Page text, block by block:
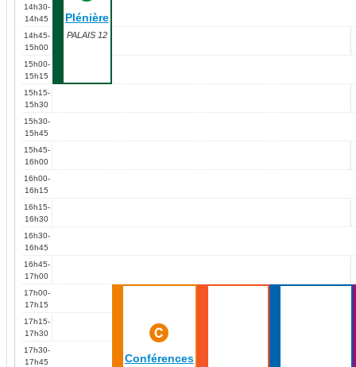
Plénière
PALAIS 12
14h30-
14h45
14h45-
15h00
15h00-
15h15
15h15-
15h30
15h30-
15h45
15h45-
16h00
16h00-
16h15
16h15-
16h30
16h30-
16h45
16h45-
17h00
17h00-
17h15
Conférences
17h15-
17h30
17h30-
17h45